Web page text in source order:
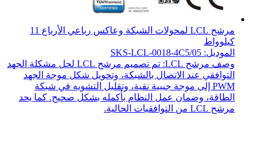
مرشح LCL لمحولات الشبكة وعاكس رباعي الأرباع 11
كيلوواط
الموديل: SKS-LCL-0018-4C5/05
وصف مرشح LCL: تم تصميم مرشح LCL لحل مشكلة الجهد
التوافقي عند الاتصال بالشبكة، وتحويل شكل موجة الجهد
PWM إلى موجة جيبية نقية، وتقليل التشويه في شبكة
الطاقة، وضمان عمل النظام بأكمله بشكل صحيح. كما يحد
مرشح LCL من التوافقيات الحالية.